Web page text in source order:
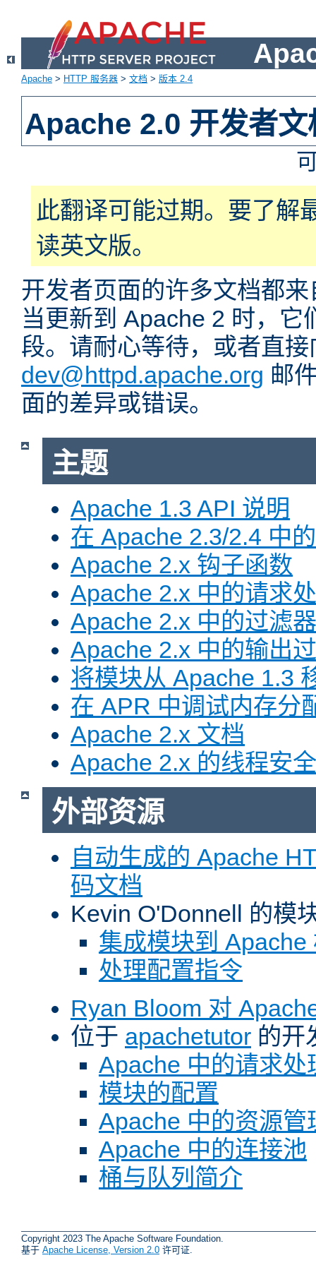
Apache > HTTP 服务器 > 文档 > 版本 2.4
Apache 2.0 开发者文
此翻译可能过期。要了解
读英文版。
开发者页面的许多文档都
当更新到 Apache 2 时，它
段。请耐心等待，或者直接
dev@httpd.apache.org 邮
面的差异或错误。
主题
Apache 1.3 API 说明
在 Apache 2.3/2.4 中
Apache 2.x 钩子函数
Apache 2.x 中的请求
Apache 2.x 中的过滤器
Apache 2.x 中的输出
将模块从 Apache 1.3
在 APR 中调试内存分
Apache 2.x 文档
Apache 2.x 的线程安
外部资源
自动生成的 Apache
码文档
Kevin O'Donnell 的模
集成模块到 Apache
处理配置指令
Ryan Bloom 对
位于 apachetutor 的开
Apache 中的请求处
模块的配置
Apache 中的资源管
Apache 中的连接池
桶与队列简介
Copyright 2023 The Apache Software Foundation.
基于 Apache License, Version 2.0 许可证.